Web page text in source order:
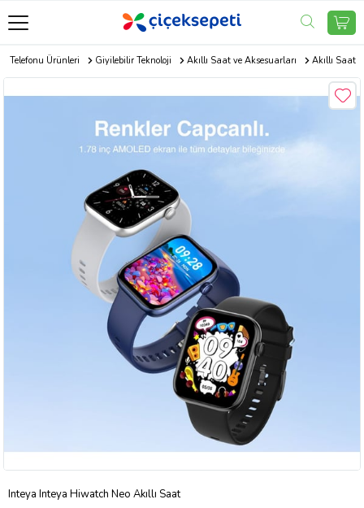
Telefonu Ürünleri Giyilebilir Teknoloji Akıllı Saat ve Aksesuarları Akıllı Saat
Inteya Inteya Hiwatch Neo Akıllı Saat